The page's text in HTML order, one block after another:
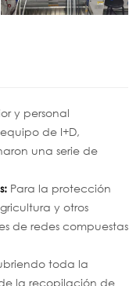
y personal
de I+D,
una serie de
Para la protección
y otros
de redes compuestas
toda la
la recopilación de